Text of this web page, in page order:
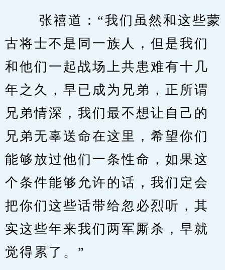
张禧道：“我们虽然和这些蒙
古将士不是同一族人，但是我们
和他们一起战场上共患难有十几
年之久，早已成为兄弟，正所谓
兄弟情深，我们最不想让自己的
兄弟无辜送命在这里，希望你们
能够放过他们一条性命，如果这
个条件能够允许的话，我们定会
把你们这些话带给忽必烈听，其
实这些年来我们两军厮杀，早就
觉得累了。”